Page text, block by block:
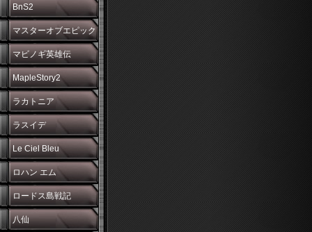
BnS2
マスターオブエピック
マビノギ英雄伝
MapleStory2
ラカトニア
ラスイデ
Le Ciel Bleu
ロハン エム
ロードス島戦記
八仙